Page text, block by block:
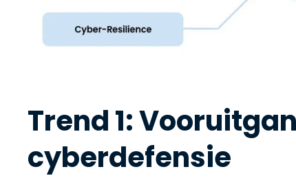
Trend 1:
cyberdefensie